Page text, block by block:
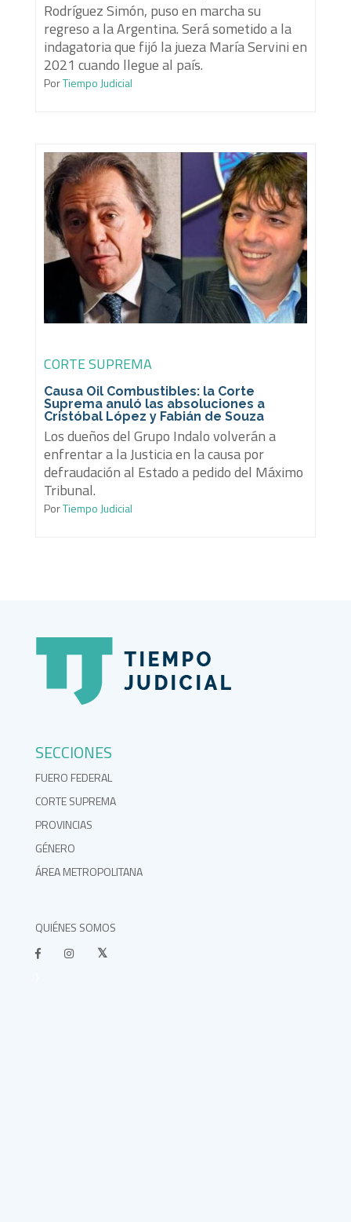
Rodríguez Simón, puso en marcha su
regreso a la Argentina. Será sometido a la
indagatoria que fijó la jueza María Servini en
2021 cuando llegue al país.
PorTiempo Judicial
CORTE SUPREMA
Causa Oil Combustibles: la Corte
Suprema anuló las absoluciones a
Cristóbal López y Fabián de Souza
Los dueños del Grupo Indalo volverán a
enfrentar a la Justicia en la causa por
defraudación al Estado a pedido del Máximo
Tribunal.
PorTiempo Judicial
SECCIONES
FUERO FEDERAL
CORTE SUPREMA
PROVINCIAS
GÉNERO
ÁREA METROPOLITANA
QUIÉNES SOMOS